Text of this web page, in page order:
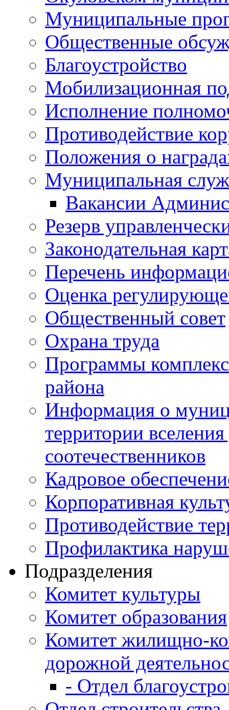
Муниципальные
Общественные
Благоустройство
Мобилизационная
Исполнение
Противодействие
Положения о
Муниципальная
Вакансии
Резерв
Законодательная
Перечень
Оценка
Общественный совет
Охрана труда
Программы
района
Информация о
территории
соотечественников
Кадровое
Корпоративная
Противодействие
Профилактика
Подразделения
Комитет культуры
Комитет образования
Комитет жилищно-
дорожной
- Отдел